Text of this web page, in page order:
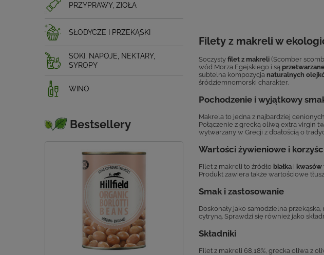
PRZYPRAWY, ZIOŁA
SŁODYCZE I PRZEKĄSKI
SOKI, NAPOJE, NEKTARY,
SYROPY
WINO
Bestsellery
Filety z makreli w
Soczysty filet z makreli (Scomber
wód Morza Egejskiego i są
subtelna kompozycja naturalnych
śródziemnomorski charakter.
Pochodzenie i wyjątkowy
Makrela to jedna z najbardziej
Połączenie z grecką oliwą extra virgin
wytwarzany w Grecji z dbałością o
Wartości żywieniowe i
Filet z makreli to źródło białka i kwasów
Produkt zawiera także wartościowe
Smak i zastosowanie
Doskonały jako samodzielna
cytryną. Sprawdzi się również jako
Składniki
Filet z makreli 68,18%, grecka oliwa z